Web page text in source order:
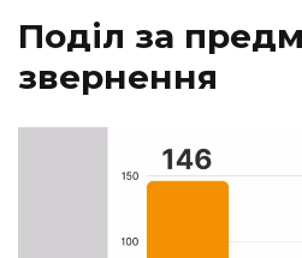
Поділ за
звернення